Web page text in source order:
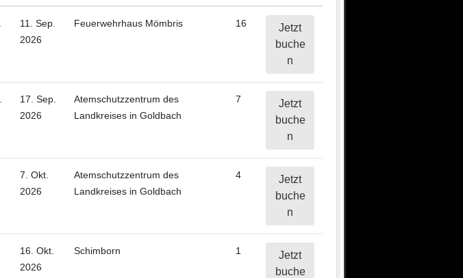
11. Sep.
2026
Feuerwehrhaus Mömbris 16
Jetzt
buche
n
17. Sep.
2026
Atemschutzzentrum des
Landkreises in Goldbach
7
Jetzt
buche
n
7. Okt.
2026
Atemschutzzentrum des
Landkreises in Goldbach
4
Jetzt
buche
n
16. Okt.
2026
Schimborn 1
Jetzt
buche